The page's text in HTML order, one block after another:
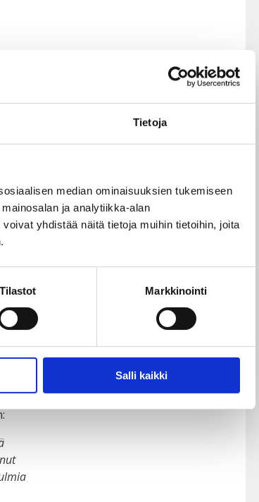
Tietoja
median ominaisuuksien tukemiseen
ja analytiikka-alan
yhdistää näitä tietoja muihin tietoihin, joita
Tilastot Markkinointi
Salli kaikki
yhdessä
tuo
jonka
maailman
nuorten